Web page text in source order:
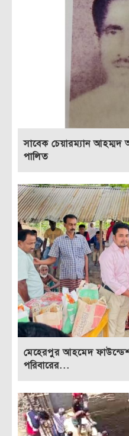
সাবেক চেয়ারম্যান
পালিত
মেহেরপুর আহমেদ
পরিবারের...